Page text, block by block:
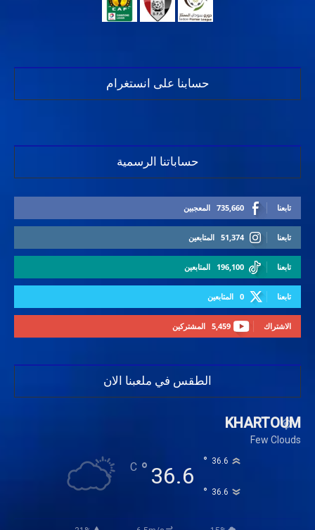
حسابنا على انستغرام
حساباتنا الرسمية
735,660 المعجبين تابعنا
51,374 المتابعين تابعنا
196,100 المتابعين تابعنا
0 المتابعين تابعنا
5,459 المشتركين الاشتراك
الطقس في ملعبنا الان
KHARTOUM
Few Clouds
36.6
°
C 36.6
°
36.6
°